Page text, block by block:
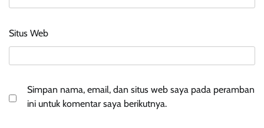
Situs Web
Simpan nama, email, dan situs web saya pada peramban
ini untuk komentar saya berikutnya.